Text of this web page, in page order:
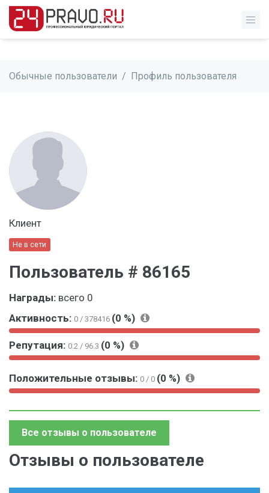
Обычные пользователи / Профиль пользователя
Клиент
Не в сети
Пользователь # 86165
Награды: всего 0
Активность: 0 / 378416 (0 %)
0
1
0
%
Репутация: 0.2 / 96.3 (0 %)
0
0
Положительные отзывы: 0 / 0 (0 %)
%
0
%
Все отзывы о пользователе
Отзывы о пользователе